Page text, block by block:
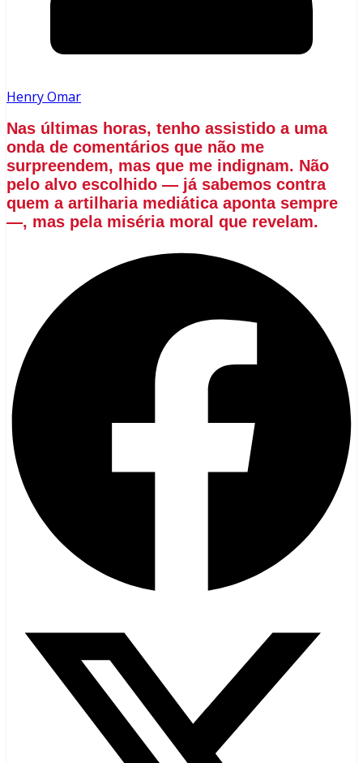
Henry Omar
Nas últimas horas, tenho assistido a uma
onda de comentários que não me
surpreendem, mas que me indignam. Não
pelo alvo escolhido — já sabemos contra
quem a artilharia mediática aponta sempre
—, mas pela miséria moral que revelam.